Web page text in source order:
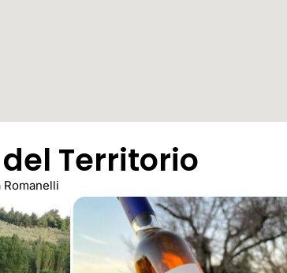
Territorio